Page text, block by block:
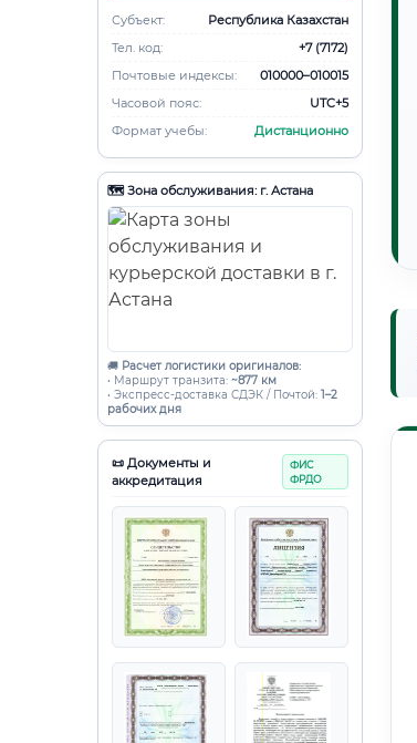
Субъект:
Республика Казахстан
Тел. код:
+7 (7172)
Почтовые индексы:
010000–010015
Часовой пояс:
UTC+5
Формат учебы:
Дистанционно
🗺️ Зона обслуживания: г. Астана
🚚 Расчет логистики оригиналов:
• Маршрут транзита: ~877 км
• Экспресс-доставка СДЭК / Почтой: 1–2
рабочих дня
📜 Документы и
аккредитация
ФИС
ФРДО